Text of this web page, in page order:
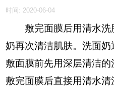
时间: 2020-06-04
敷完面膜后用清水
奶再次清洁肌肤。洗面
敷面膜前先用深层清洁的
敷完面膜后直接用清水清